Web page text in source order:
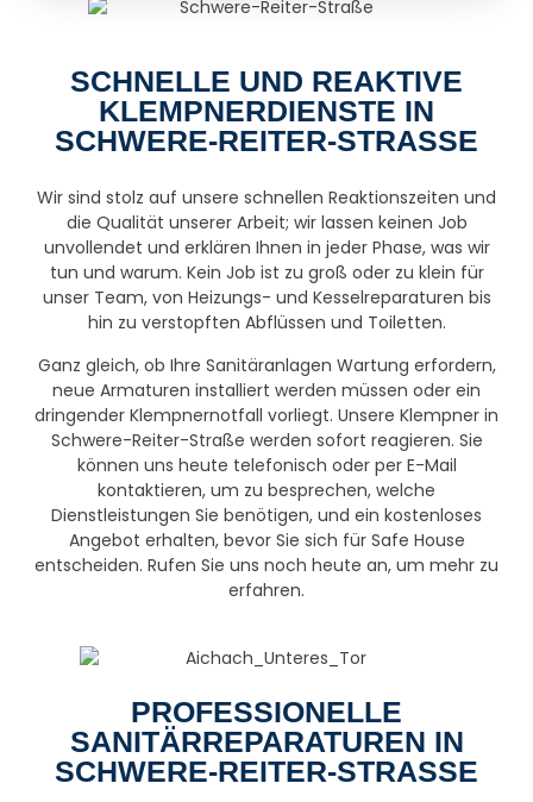
SCHNELLE UND REAKTIVE
KLEMPNERDIENSTE IN
SCHWERE-REITER-STRASSE
Wir sind stolz auf unsere schnellen Reaktionszeiten und
die Qualität unserer Arbeit; wir lassen keinen Job
unvollendet und erklären Ihnen in jeder Phase, was wir
tun und warum. Kein Job ist zu groß oder zu klein für
unser Team, von Heizungs- und Kesselreparaturen bis
hin zu verstopften Abflüssen und Toiletten.
Ganz gleich, ob Ihre Sanitäranlagen Wartung erfordern,
neue Armaturen installiert werden müssen oder ein
dringender Klempnernotfall vorliegt. Unsere Klempner in
Schwere-Reiter-Straße werden sofort reagieren. Sie
können uns heute telefonisch oder per E-Mail
kontaktieren, um zu besprechen, welche
Dienstleistungen Sie benötigen, und ein kostenloses
Angebot erhalten, bevor Sie sich für Safe House
entscheiden. Rufen Sie uns noch heute an, um mehr zu
erfahren.
PROFESSIONELLE
SANITÄRREPARATUREN IN
SCHWERE-REITER-STRASSE